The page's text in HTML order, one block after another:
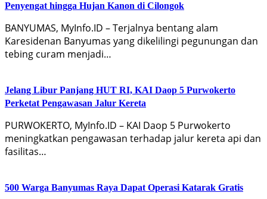
Penyengat hingga Hujan Kanon di Cilongok
BANYUMAS, MyInfo.ID – Terjalnya bentang alam
Karesidenan Banyumas yang dikelilingi pegunungan dan
tebing curam menjadi…
Jelang Libur Panjang HUT RI, KAI Daop 5 Purwokerto
Perketat Pengawasan Jalur Kereta
PURWOKERTO, MyInfo.ID – KAI Daop 5 Purwokerto
meningkatkan pengawasan terhadap jalur kereta api dan
fasilitas…
500 Warga Banyumas Raya Dapat Operasi Katarak Gratis